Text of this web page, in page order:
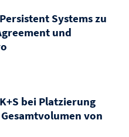
Systems zu
und
bei Platzierung
von